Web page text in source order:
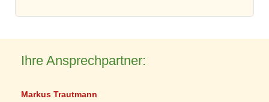
Ihre Ansprechpartner:
Markus Trautmann